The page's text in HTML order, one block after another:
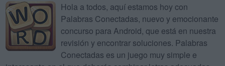
Hola a todos, aquí estamos hoy con
Palabras Conectadas, nuevo y emocionante
concurso para Android, que está en nuestra
revisión y encontrar soluciones. Palabras
Conectadas es un juego muy simple e